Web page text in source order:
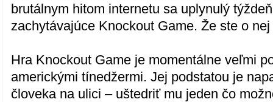
brutálnym hitom internetu sa uplynulý
zachytávajúce Knockout Game. Že ste o
Hra Knockout Game je momentálne veľmi
americkými tínedžermi. Jej podstatou je
človeka na ulici – uštedriť mu jeden čo